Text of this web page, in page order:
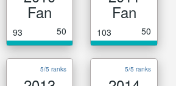
Fan
93 50
Fan
103 50
5/5 ranks 5/5 ranks